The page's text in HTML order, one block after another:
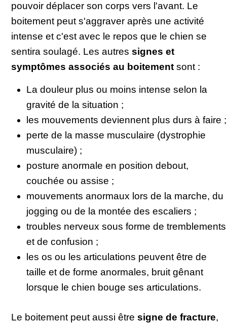
pouvoir déplacer son corps vers l'avant. Le
boitement peut s'aggraver après une activité
intense et c'est avec le repos que le chien se
sentira soulagé. Les autres signes et
symptômes associés au boitement sont :
La douleur plus ou moins intense selon la
gravité de la situation ;
les mouvements deviennent plus durs à faire ;
perte de la masse musculaire (dystrophie
musculaire) ;
posture anormale en position debout,
couchée ou assise ;
mouvements anormaux lors de la marche, du
jogging ou de la montée des escaliers ;
troubles nerveux sous forme de tremblements
et de confusion ;
les os ou les articulations peuvent être de
taille et de forme anormales, bruit gênant
lorsque le chien bouge ses articulations.
Le boitement peut aussi être signe de fracture,